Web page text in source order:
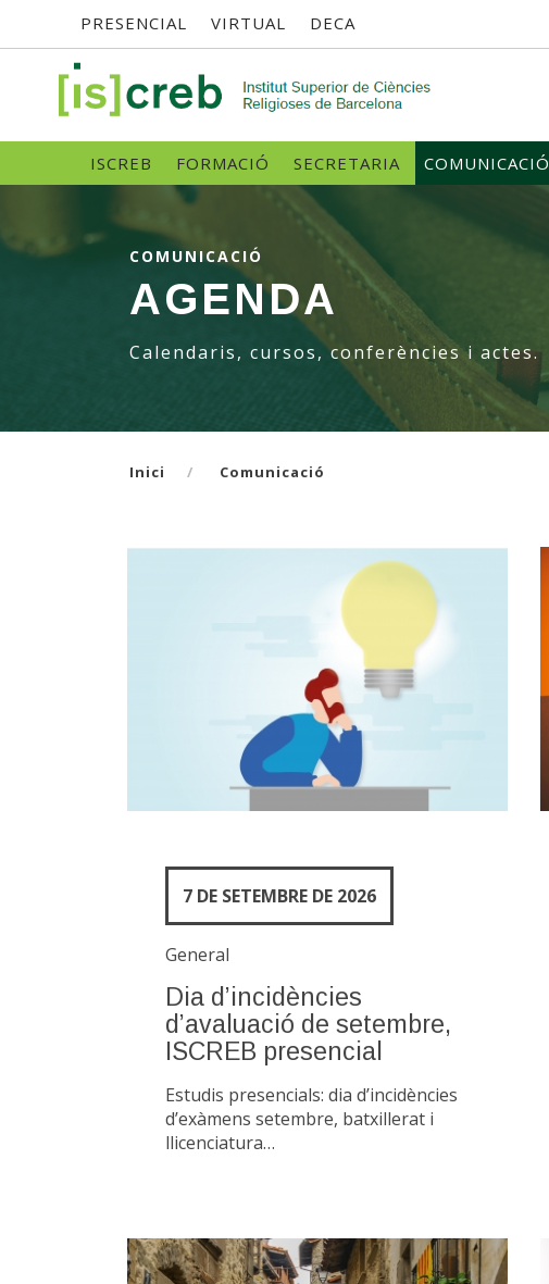
contingut
Menú
superior
SK
PRESENCIAL VIRTUAL DECA
Navegació
principal
ISCREB FORMACIÓ SECRETARIA COMUNICACIÓ
COMUNICACIÓ
AGENDA
Calendaris, cursos, conferències i actes.
Inici Comunicació
7 DE SETEMBRE DE 2026
General
Dia d’incidències
d’avaluació de setembre,
ISCREB presencial
Estudis presencials: dia d’incidències
d’exàmens setembre, batxillerat i
llicenciatura…